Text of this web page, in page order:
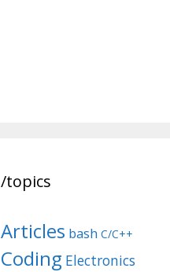
/topics
Articles bash C/C++
Coding Electronics